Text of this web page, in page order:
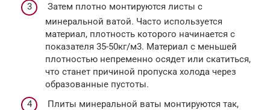
Затем плотно монтируются листы с
минеральной ватой. Часто используется
материал, плотность которого начинается с
показателя 35-50кг/м3. Материал с меньшей
плотностью непременно осядет или скатиться,
что станет причиной пропуска холода через
образованные пустоты.
Плиты минеральной ваты монтируются так,